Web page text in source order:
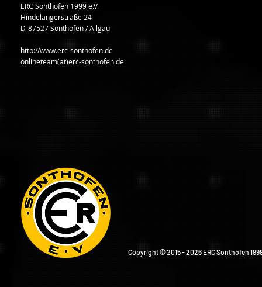
ERC Sonthofen 1999 e.V.
Hindelangerstraße 24
D-87527 Sonthofen / Allgäu
http://www.erc-sonthofen.de
onlineteam(at)erc-sonthofen.de
Copyright © 2015 - 2026 ERC Sonthofen